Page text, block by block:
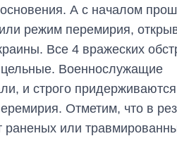
А с началом
режим перемирия,
Все 4 вражеских
Военнослужащие
и строго придерживаются
Отметим, что в
раненых или